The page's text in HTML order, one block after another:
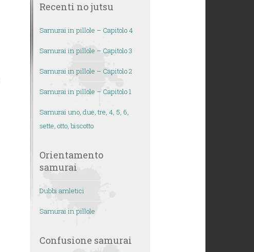
Recenti no jutsu
Samurai in pillole – Capitolo 4
Samurai in pillole – Capitolo 3
Samurai in pillole – Capitolo 2
Samurai in pillole – Capitolo 1
Samurai uno, due, tre, 4, 5, 6,
sette, otto, biscotto
Orientamento
samurai
Dubbi amletici
Samurai in pillole
Confusione samurai